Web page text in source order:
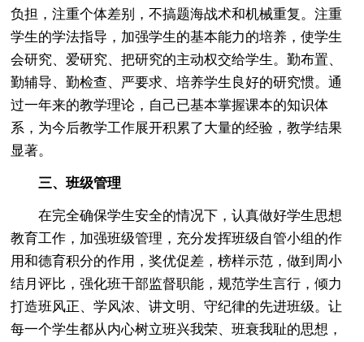
负担，注重个体差别，不搞题海战术和机械重复。注重
学生的学法指导，加强学生的基本能力的培养，使学生
会研究、爱研究、把研究的主动权交给学生。勤布置、
勤辅导、勤检查、严要求、培养学生良好的研究惯。通
过一年来的教学理论，自己已基本掌握课本的知识体
系，为今后教学工作展开积累了大量的经验，教学结果
显著。
三、班级管理
在完全确保学生安全的情况下，认真做好学生思想
教育工作，加强班级管理，充分发挥班级自管小组的作
用和德育积分的作用，奖优促差，榜样示范，做到周小
结月评比，强化班干部监督职能，规范学生言行，倾力
打造班风正、学风浓、讲文明、守纪律的先进班级。让
每一个学生都从内心树立班兴我荣、班衰我耻的思想，